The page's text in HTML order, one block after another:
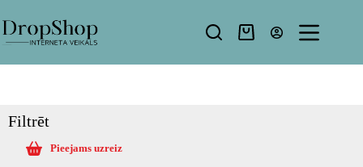
Filtrēt
Pieejams uzreiz